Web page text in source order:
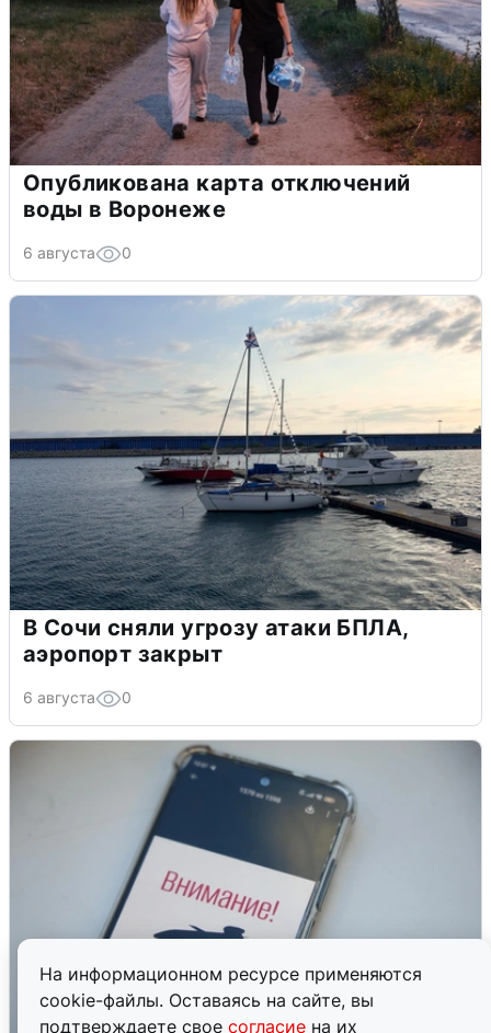
На информационном ресурсе применяются
cookie-файлы. Оставаясь на сайте, вы
подтверждаете свое согласие на их
Опубликована карта отключений
воды в Воронеже
6 августа 0
В Сочи сняли угрозу атаки БПЛА,
аэропорт закрыт
6 августа 0